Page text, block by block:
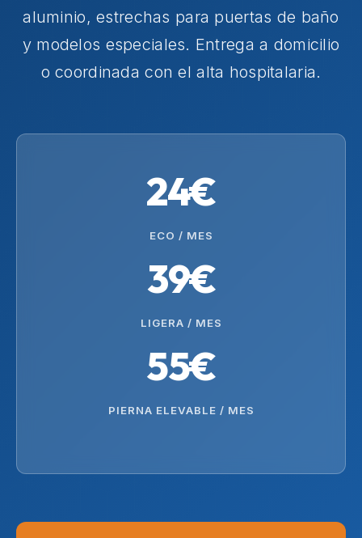
aluminio, estrechas para puertas de baño
y modelos especiales. Entrega a domicilio
o coordinada con el alta hospitalaria.
24€
ECO / MES
39€
LIGERA / MES
55€
PIERNA ELEVABLE / MES